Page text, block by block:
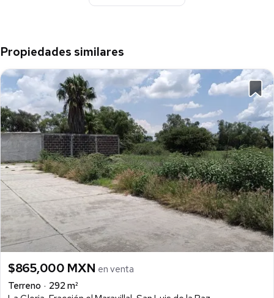
Propiedades similares
$865,000 MXN en venta
Terreno
292 m²